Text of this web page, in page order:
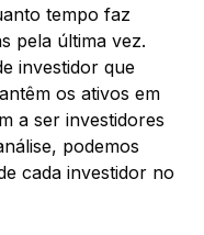
tempo faz
pela última vez.
investidor que
os ativos em
a ser investidores
podemos
cada investidor no